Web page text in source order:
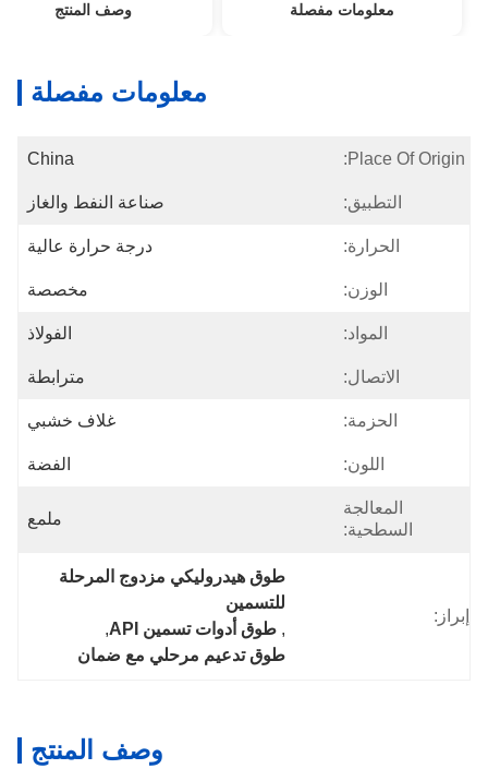
معلومات مفصلة وصف المنتج
معلومات مفصلة
Place Of Origin:
China
التطبيق: صناعة النفط والغاز
الحرارة: درجة حرارة عالية
الوزن: مخصصة
المواد: الفولاذ
الاتصال: مترابطة
الحزمة: غلاف خشبي
اللون: الفضة
المعالجة
السطحية:
ملمع
إبراز:
طوق هيدروليكي مزدوج المرحلة
للتسمين
, طوق أدوات تسمين API
,
طوق تدعيم مرحلي مع ضمان
وصف المنتج